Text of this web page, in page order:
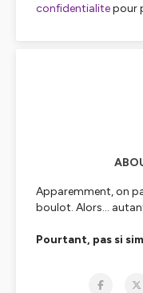
confidentialitepour
Apparemment, on
boulot. Alors...
Pourtant, pas si
son quotidien, et